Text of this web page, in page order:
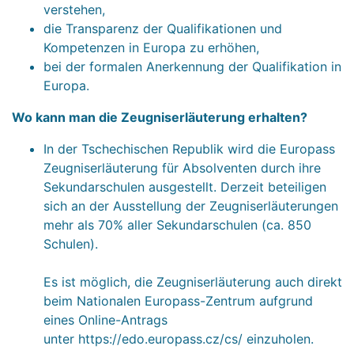
verstehen,
die Transparenz der Qualifikationen und
Kompetenzen in Europa zu erhöhen,
bei der formalen Anerkennung der Qualifikation in
Europa.
Wo kann man die Zeugniserläuterung erhalten?
In der Tschechischen Republik wird die Europass
Zeugniserläuterung für Absolventen durch ihre
Sekundarschulen ausgestellt. Derzeit beteiligen
sich an der Ausstellung der Zeugniserläuterungen
mehr als 70% aller Sekundarschulen (ca. 850
Schulen).
Es ist möglich, die Zeugniserläuterung auch direkt
beim Nationalen Europass-Zentrum aufgrund
eines Online-Antrags
unter https://edo.europass.cz/cs/ einzuholen.